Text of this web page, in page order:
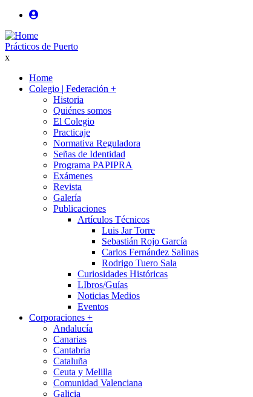
Pasar
contenido
principal
User
login
anonimo
Prácticos de Puerto
x
Main
navigation
Home
Colegio | Federación +
Historia
Quiénes somos
El Colegio
Practicaje
Normativa Reguladora
Señas de Identidad
Programa PAPIPRA
Exámenes
Revista
Galería
Publicaciones
Artículos Técnicos
Luis Jar Torre
Sebastián Rojo García
Carlos Fernández Salinas
Rodrigo Tuero Sala
Curiosidades Históricas
LIbros/Guías
Noticias Medios
Eventos
Corporaciones +
Andalucía
Canarias
Cantabria
Cataluña
Ceuta y Melilla
Comunidad Valenciana
Galicia